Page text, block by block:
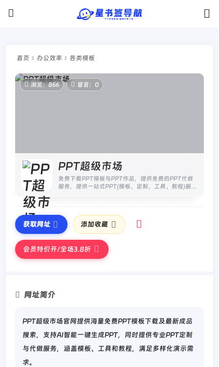
首页 办公效率 各类模板
浏览：866 留言：0
PPT超级市场
免费下载PPT模板与PPT作品，提供免费的PPT代做
服务，提供一站式PPT(模板、定制、工具、教程)服
获取网址 添加收藏
会员特价开/全场3.8折
网址简介
PPT超级市场官网提供海量免费PPT模板下载及最新成品
搜索，支持AI智能一键生成PPT，同时提供专业PPT定制
与代做服务，涵盖模板、工具和教程，满足多样化演示需
求。